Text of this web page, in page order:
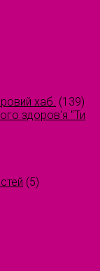
хаб. (139)
здоров'я "Ти
(5)